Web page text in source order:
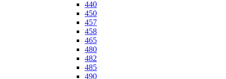
440
450
457
458
465
480
482
485
490